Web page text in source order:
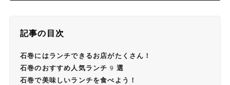
記事の目次
石巻にはランチできるお店がたくさん！
石巻のおすすめ人気ランチ9選
石巻で美味しいランチを食べよう！